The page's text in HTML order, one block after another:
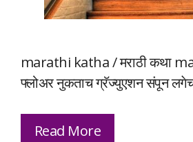
marathi katha / मराठी कथा
फ्लोअर नुकताच ग्रॅज्युएशन संपून
Read More